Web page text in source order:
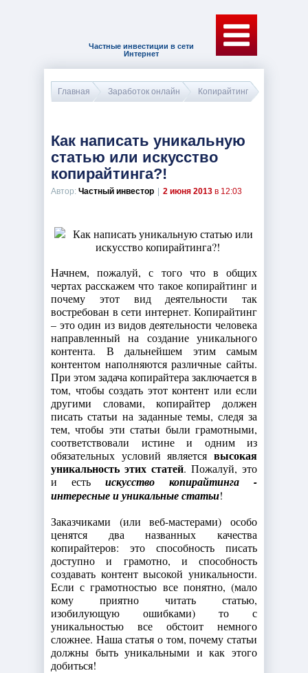
Частные инвестиции в сети
Интернет
Главная Заработок онлайн Копирайтинг
Как написать уникальную
статью или искусство
копирайтинга?!
Автор: Частный инвестор 2 июня 2013 в 12:03
Начнем, пожалуй, с того что в общих
чертах расскажем что такое копирайтинг и
почему этот вид деятельности так
востребован в сети интернет. Копирайтинг
– это один из видов деятельности человека
направленный на создание уникального
контента. В дальнейшем этим самым
контентом наполняются различные сайты.
При этом задача копирайтера заключается в
том, чтобы создать этот контент или если
другими словами, копирайтер должен
писать статьи на заданные темы, следя за
тем, чтобы эти статьи были грамотными,
соответствовали истине и одним из
обязательных условий является высокая
уникальность этих статей. Пожалуй, это
и есть искусство копирайтинга -
интересные и уникальные статьи!
Заказчиками (или веб-мастерами) особо
ценятся два названных качества
копирайтеров: это способность писать
доступно и грамотно, и способность
создавать контент высокой уникальности.
Если с грамотностью все понятно, (мало
кому приятно читать статью,
изобилующую ошибками) то с
уникальностью все обстоит немного
сложнее. Наша статья о том, почему статьи
должны быть уникальными и как этого
добиться!